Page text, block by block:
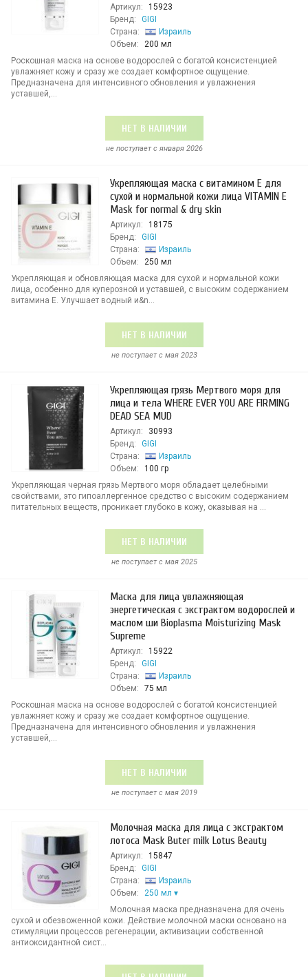
Артикул:
15923
Бренд:
GIGI
Страна:
Израиль
Объем:
200 мл
Роскошная маска на основе водорослей с богатой консистенцией
увлажняет кожу и сразу же создает комфортное ощущение.
Предназначена для интенсивного обновления и увлажнения
уставшей,...
НЕТ В НАЛИЧИИ
не поступает c января 2026
Укрепляющая маска с витамином Е для
сухой и нормальной кожи лица VITAMIN E
Mask for normal & dry skin
Артикул:
18175
Бренд:
GIGI
Страна:
Израиль
Объем:
250 мл
Укрепляющая и обновляющая маска для сухой и нормальной кожи
лица, особенно для куперозной и уставшей, с высоким содержанием
витамина Е. Улучшает водный и&n...
НЕТ В НАЛИЧИИ
не поступает c мая 2023
Укрепляющая грязь Мертвого моря для
лица и тела WHERE EVER YOU ARE FIRMING
DEAD SEA MUD
Артикул:
30993
Бренд:
GIGI
Страна:
Израиль
Объем:
100 гр
Укрепляющая черная грязь Мертвого моря обладает целебными
свойствами, это гипоаллергенное средство с высоким содержанием
питательных веществ, проникает глубоко в кожу, оказывая на ...
НЕТ В НАЛИЧИИ
не поступает c мая 2025
Маска для лица увлажняющая
энергетическая с экстрактом водорослей и
маслом ши Bioplasma Moisturizing Mask
Supreme
Артикул:
15922
Бренд:
GIGI
Страна:
Израиль
Объем:
75 мл
Роскошная маска на основе водорослей с богатой консистенцией
увлажняет кожу и сразу же создает комфортное ощущение.
Предназначена для интенсивного обновления и увлажнения
уставшей,...
НЕТ В НАЛИЧИИ
не поступает c мая 2019
Молочная маска для лица с экстрактом
лотоса Mask Buter milk Lotus Beauty
Артикул:
15847
Бренд:
GIGI
Страна:
Израиль
Объем:
250 мл
Молочная маска предназначена для очень
сухой и обезвоженной кожи. Действие молочной маски основано на
стимуляции процессов регенерации, активизации собственной
антиоксидантной сист...